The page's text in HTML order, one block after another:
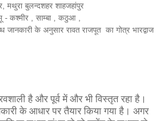
मथुरा बुलन्दशहर शाहजहांपुर
- कश्मीर , साम्बा , कठुआ ,
के अनुसार रावत राजपूत का गोत्र भारद्वाज
है और पूर्व में और भी विस्तृत रहा है।
के आधार पर तैयार किया गया है। अगर